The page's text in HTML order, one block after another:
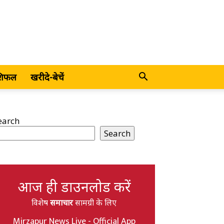
खरीदे-बेचें
Search
आज ही डाउनलोड करें
विशेषसमाचारसामग्री के लिए